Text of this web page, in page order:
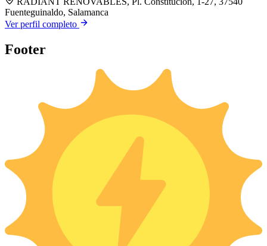
Fuenteguinaldo, Salamanca
Ver perfil completo
Footer